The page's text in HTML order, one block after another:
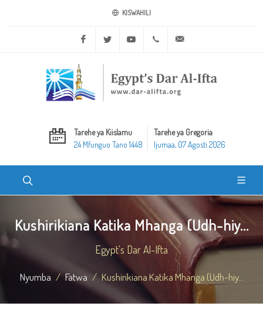
KISWAHILI
Facebook Twitter Youtube +20 2 25970400
Tarehe ya Kiislamu
24 Mfunguo Tano 1448
Tarehe ya Gregoria
Ijumaa, 07 Agosti 2026
Kushirikiana Katika Mhanga (Udh-hiy...
Egypt's Dar Al-Ifta
Nyumba Fatwa Kushirikiana Katika Mhanga (Udh-hiy...